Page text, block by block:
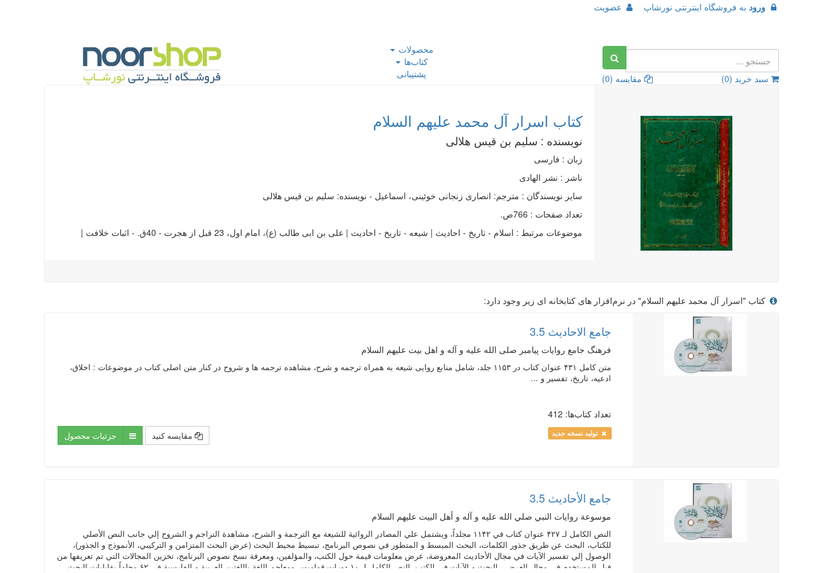
ورود به فروشگاه اینترنتی نورشاپ عضویت
سبد خرید (0
) مقایسه (0
)
محصولات
کتاب‌ها
پشتیبانی
کتاب اسرار آل محمد عليهم السلام
نویسنده : سلیم بن قیس هلالی
زبان : فارسی
ناشر : نشر الهادی
سایر نویسندگان : مترجم: انصاری زنجانی خوئینی، اسماعیل - نویسنده: سلیم بن قیس هلالی
تعداد صفحات : 766ص.
موضوعات مرتبط : اسلام - تاریخ - احادیث | شیعه - تاریخ - احادیث | علی بن ابی طالب (ع)، امام اول، 23 قبل از هجرت - 40ق. - اثبات خلافت |
کتاب "اسرار آل محمد عليهم السلام" در نرم‌افزار های کتابخانه ای زیر وجود دارد:
جامع الاحادیث 3.5
فرهنگ جامع روایات پیامبر صلی الله علیه و آله و اهل بیت علیهم السلام
متن کامل ۴۳۱ عنوان کتاب در ۱۱۵۳ جلد، شامل منابع روایی شیعه به همراه ترجمه و شرح، مشاهده ترجمه ها و شروح در کنار متن اصلی کتاب در موضوعات : اخلاق،
ادعیه، تاریخ، تفسیر و ...
تعداد کتاب‌ها: 412
تولید نسخه جدید مقایسه کنید جزئیات محصول
جامع الأحاديث 3.5
موسوعة روايات النبي صلي الله عليه و آله و أهل البيت عليهم السلام
النص الكامل لـ ۴۲۷ عنوان كتاب في ۱۱۴۲ مجلداً، ويشتمل علي المصادر الروائية للشيعة مع الترجمة و الشرح، مشاهدة التراجم و الشروح إلي جانب النص الأصلي
للكتاب، البحث عن طريق جذور الكلمات، البحث المبسط و المتطور في نصوص البرنامج، تبسيط محيط البحث (عرض البحث المتزامن و التركيبي، الأنموذج و الجذور)،
الوصول إلي تفسير الآيات في مجال الأحاديث المعروضة، عرض معلومات قيمة حول الكتب، والمؤلفين، ومعرفة نسخ نصوص البرنامج، تخزين المجالات التي تم تعريفها من
قبل المستخدم في مجال العرض ، البحث و الآيات في الكتب، النص الكامل لـ ۱۰ دورات قواميس ومعاجم اللغة باللغتين العربية و الفارسية في ۶۲ مجلداً بقابليات البحث